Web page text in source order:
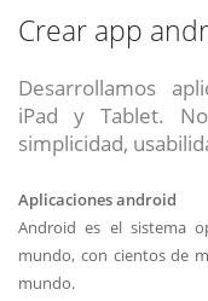
Crear app
Desarrollamos
iPad y Tablet.
simplicidad,
Aplicaciones android
Android es el sistema
mundo, con cientos de
mundo.